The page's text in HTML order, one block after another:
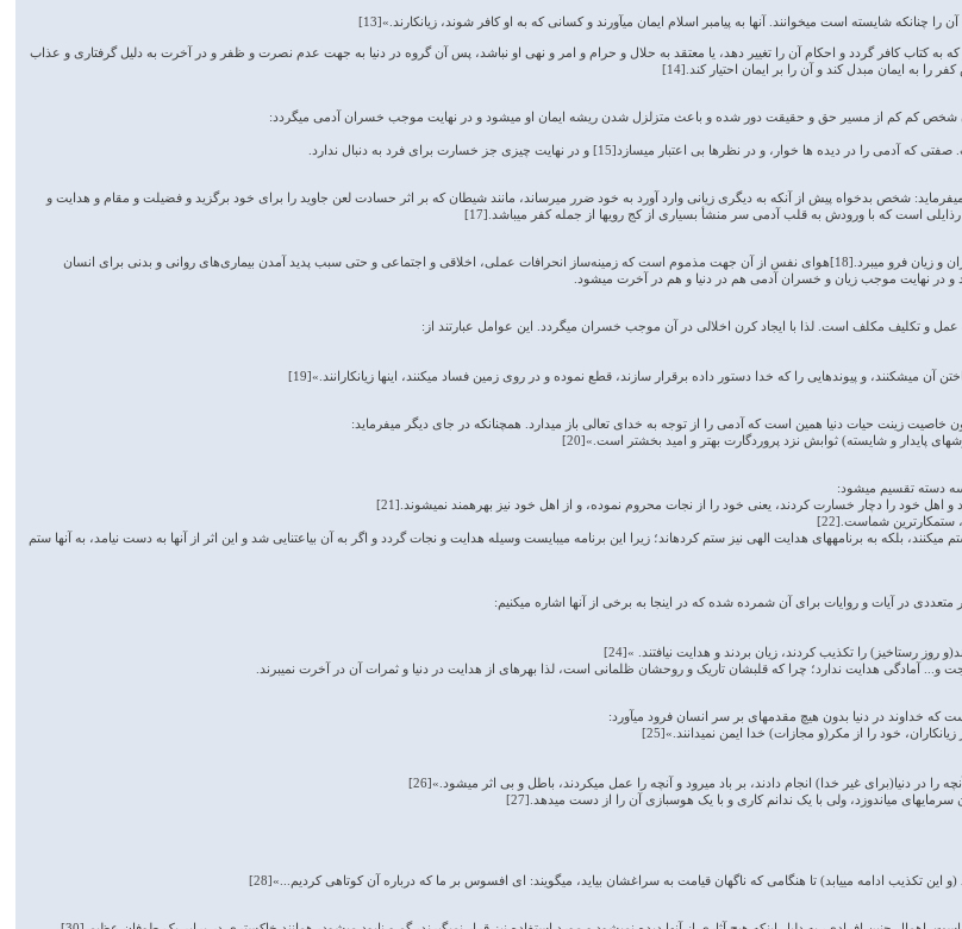
چنانکه شایسته است می­خوانند. آنها به پیامبر اسلام ایمان می­آورند و کسانی که به او کافر شوند، زیانکارند.»[13]
به کتاب کافر گردد و احکام آن را تغییر دهد، یا معتقد به حلال و حرام و امر و نهی او نباشد، پس آن گروه در دنیا به جهت عدم نصرت و ظفر و در آخرت به دلیل گرفتاری و عذاب
به ایمان مبدل کند و آن را بر ایمان احتیار کند.[14]
شخص کم کم از مسیر حق و حقیقت دور شده و باعث متزلزل شدن ریشه ایمان او می­شود و در نهایت موجب خسران آدمی می­گردد:
ها خوار، و در نظرها بی اعتبار می­سازد[15] و در نهایت چیزی جز خسارت برای فرد به دنبال ندارد.
شخص بدخواه پیش از آنکه به دیگری زیانی وارد آورد به خود ضرر می­رساند، مانند شیطان که بر اثر حسادت لعن جاوید را برای خود برگزید و فضیلت و مقام و هدایت و
امام علی(ع) می­فرمایند: نفست تو را به سوی نهایت خسران و زیان فرو می­برد.[18]هوای نفس از آن جهت مذموم است که زمینه‌ساز انحرافات عملی، اخلاقی و اجتماعی و حتی سبب پدید آمدن بیماری‌های روانی و بدنی برای انسان
در نهایت موجب زیان و خسران آدمی هم در دنیا و هم در آخرت می­شود.
تکلیف مکلف است. لذا با ایجاد کرن اخلالی در آن موجب خسران می­گردد. این عوامل عبارتند از:
می­شکنند، و پیوندهایی را که خدا دستور داده برقرار سازند، قطع نموده و در روی زمین فساد می­کنند، اینها زیانکارانند.»[19]
خاصیت زینت حیات دنیا همین است که آدمی را از توجه به خدای تعالی باز می­دارد. همچنان­که در جای دیگر می­فرماید:
پایدار و شایسته) ثوابش نزد پروردگارت بهتر و امید بخش­تر است.»[20]
دسته تقسیم می­شود:
بلکه به برنامه­های هدایت الهی نیز ستم کرده­اند؛ زیرا این برنامه می­بایست وسیله هدایت و نجات گردد و اگر به آن بی­اعتنایی شد و این اثر از آنها به دست نیامد، به آنها ستم
در آیات و روایات برای آن شمرده شده که در اینجا به برخی از آنها اشاره می­کنیم:
رستاخیز) را تکذیب کردند، زیان بردند و هدایت نیافتند. »[24]
و... آمادگی هدایت ندارد؛ چرا که قلبشان تاریک و روحشان ظلمانی است، لذا بهره­ای از هدایت در دنیا و ثمرات آن در آخرت نمی­برند.
که خداوند در دنیا بدون هیچ مقدمه­ای بر سر انسان فرود می­آورد:
خود را از مکر(و مجازات) خدا ایمن نمی­دانند.»[25]
در دنیا(برای غیر خدا) انجام دادند، بر باد می­رود و آنچه را عمل می­کردند، باطل و بی اثر می­شود.»[26]
می­اندوزد، ولی با یک ندانم کاری و با یک هوس­بازی آن را از دست می­دهد.[27]
(و این تکذیب ادامه می­یابد) تا هنگامی که ناگهان قیامت به سراغشان بیاید، می­گویند: ای افسوس بر ما که درباره آن کوتاهی کردیم...»[28]